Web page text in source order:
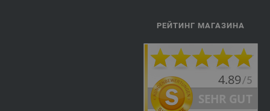
РЕЙТИНГ МАГАЗИНА